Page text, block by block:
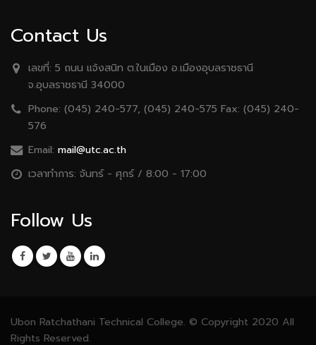
Contact Us
เลขที่: 5 ถนน เเจ้งสนิท ต.ในเมือง อ.เมืองอุบลราชธานี
จ.อุบลราชธานี 34000
Phone: (045) 240-577, (045) 240-575 Fax: (045) 240-
576
Email: mail@utc.ac.th
เวลาทำการ: จันทร์ - ศุกร์ / 8:00 - 17:00
Follow Us
Ubon Ratchathani Technical College. © Copyright 2020 All
Rights Reserved.